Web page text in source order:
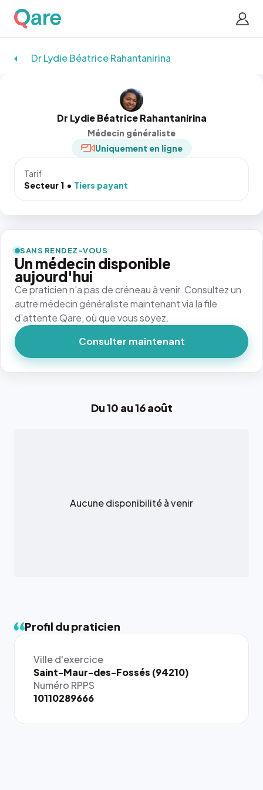
Dr Lydie Béatrice Rahantanirina
Dr Lydie Béatrice Rahantanirina
Médecin généraliste
Uniquement en ligne
Tarif
Secteur 1
Tiers payant
Du 10 au 16 août
Aucune disponibilité à venir
Profil du praticien
Ville d'exercice
Saint-Maur-des-Fossés (94210)
Numéro RPPS
10110289666
SANS RENDEZ-VOUS
Un médecin disponible
aujourd'hui
Ce praticien n'a pas de créneau à venir. Consultez un
autre médecin généraliste maintenant via la file
d'attente Qare, où que vous soyez.
Consulter maintenant
{# 40×40
: la taille
rendue par
`.profile-